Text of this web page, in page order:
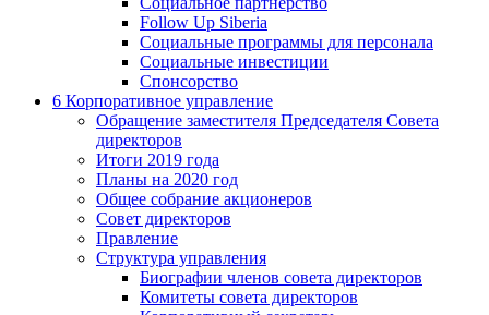
Follow Up Siberia
Социальные программы для персонала
Социальные инвестиции
Спонсорство
6 Корпоративное управление
Обращение заместителя Председателя Совета
директоров
Итоги 2019 года
Планы на 2020 год
Общее собрание акционеров
Совет директоров
Правление
Структура управления
Биографии членов совета директоров
Комитеты совета директоров